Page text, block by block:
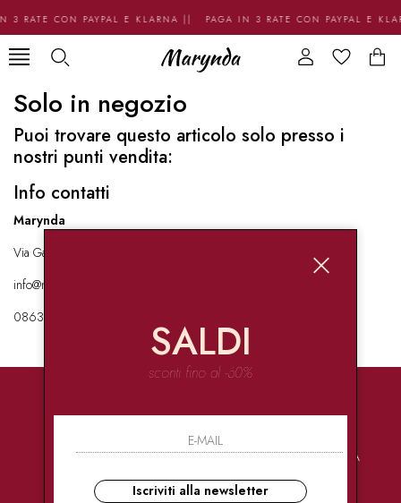
3 RATE CON PAYPAL E KLARNA || PAGA IN 3 RATE CON PAYPAL E
Solo in negozio
Puoi trovare questo articolo solo presso i
nostri punti vendita:
Info contatti
Marynda
Via Garibaldi 136 67051 Avezzano
info@marynda.com
08631871946
PAGAMENTI
CONSEGNE
ULTRA RAPIDE
ASSISTENZA
SALDI
sconti fino al -60%
Iscriviti alla newsletter